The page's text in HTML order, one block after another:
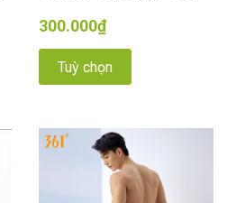
300.000₫
Tuỳ chọn